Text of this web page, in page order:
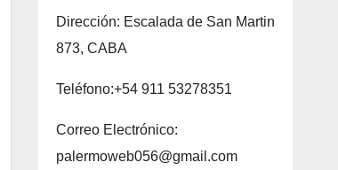
Dirección: Escalada de San Martin
873, CABA
Teléfono:+54 911 53278351
Correo Electrónico:
palermoweb056@gmail.com